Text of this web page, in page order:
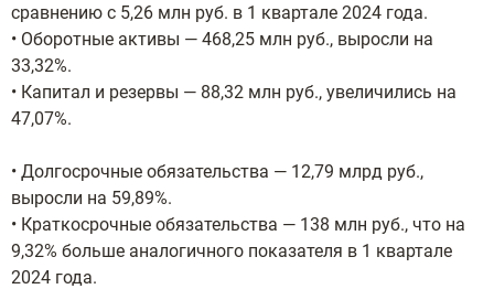
сравнению с 5,26 млн руб. в 1 квартале 2024 года.
• Оборотные активы — 468,25 млн руб., выросли на
33,32%.
• Капитал и резервы — 88,32 млн руб., увеличились на
47,07%.
• Долгосрочные обязательства — 12,79 млрд руб.,
выросли на 59,89%.
• Краткосрочные обязательства — 138 млн руб., что на
9,32% больше аналогичного показателя в 1 квартале
2024 года.